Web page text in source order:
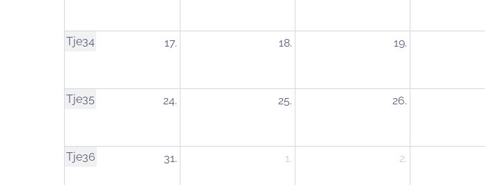
Tje34 17. 18. 19.
Tje35 24. 25. 26.
Tje36 31. 1. 2.